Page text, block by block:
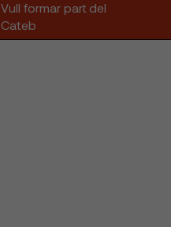
Vull formar part del
Cateb